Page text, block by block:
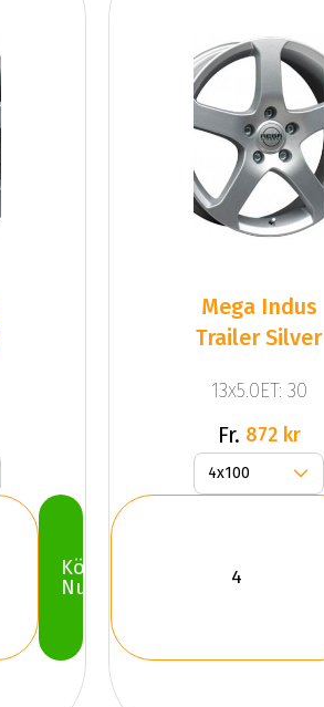
Köp
Nu
Mega Indus
Trailer Silver
13x5.0ET: 30
Fr. 872 kr